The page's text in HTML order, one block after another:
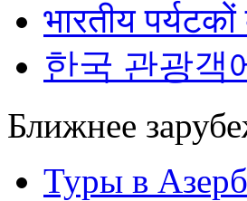
भारतीय
한국 관광객
Ближнее
Туры в